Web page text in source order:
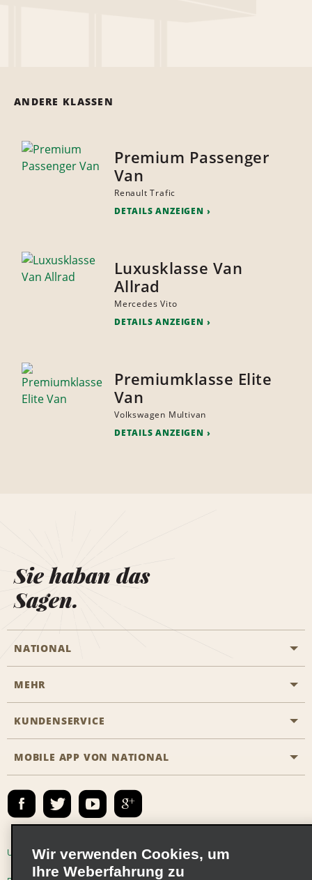
ANDERE KLASSEN
Premium Passenger
Van
Renault Trafic
DETAILS ANZEIGEN
Luxusklasse Van
Allrad
Mercedes Vito
DETAILS ANZEIGEN
Premiumklasse Elite
Van
Volkswagen Multivan
DETAILS ANZEIGEN
Sie haban das
Sagen.
NATIONAL
Eine Reservierung vornehmen
Das Business Rental Programm
Emerald Club Anmelden
MEHR
Karriere
KUNDENSERVICE
Barrierefreiheit
Kontakt
E-Mail anmelden
MOBILE APP VON NATIONAL
Unternehmensinformationen Nutzungsbedingungen
Wir verwenden Cookies, um
Ihre Weberfahrung zu